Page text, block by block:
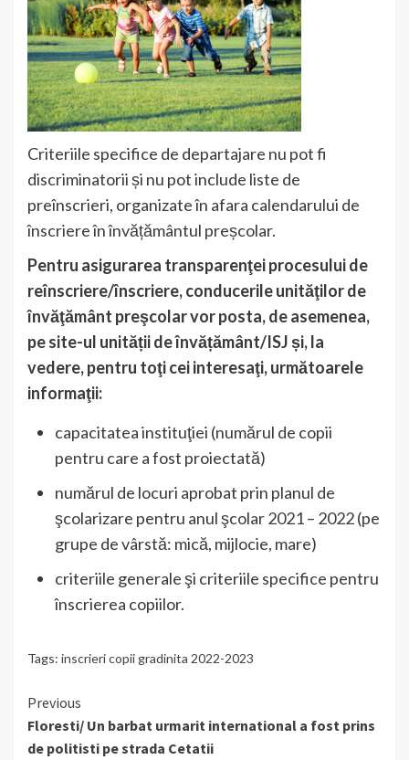
Criteriile specifice de departajare nu pot fi
discriminatorii și nu pot include liste de
preînscrieri, organizate în afara calendarului de
înscriere în învățământul preșcolar.
Pentru asigurarea transparenţei procesului de
reînscriere/înscriere, conducerile unităţilor de
învăţământ preşcolar vor posta, de asemenea,
pe site-ul unității de învățământ/ISJ și, la
vedere, pentru toţi cei interesaţi, următoarele
informaţii:
capacitatea instituţiei (numărul de copii
pentru care a fost proiectată)
numărul de locuri aprobat prin planul de
şcolarizare pentru anul şcolar 2021 – 2022 (pe
grupe de vârstă: mică, mijlocie, mare)
criteriile generale şi criteriile specifice pentru
înscrierea copiilor.
Tags: inscrieri copii gradinita 2022-2023
Continue
Reading
Previous
Floresti/ Un barbat urmarit international a fost prins
de politisti pe strada Cetatii